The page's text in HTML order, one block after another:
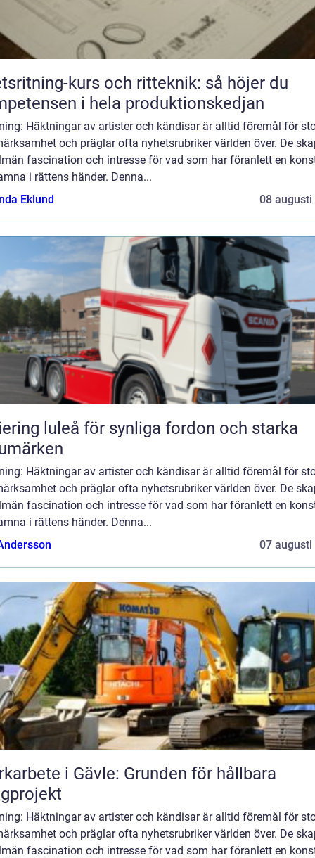
kurs och ritteknik: så höjer du
i hela produktionskedjan
Häktningar av artister och kändisar är alltid föremål för
och präglar ofta nyhetsrubriker världen över. De
fascination och intresse för vad som har föranlett en
i rättens händer. Denna...
Eklund
08 augusti
luleå för synliga fordon och starka
Häktningar av artister och kändisar är alltid föremål för
och präglar ofta nyhetsrubriker världen över. De
fascination och intresse för vad som har föranlett en
i rättens händer. Denna...
07 augusti
i Gävle: Grunden för hållbara
Häktningar av artister och kändisar är alltid föremål för
och präglar ofta nyhetsrubriker världen över. De
fascination och intresse för vad som har föranlett en